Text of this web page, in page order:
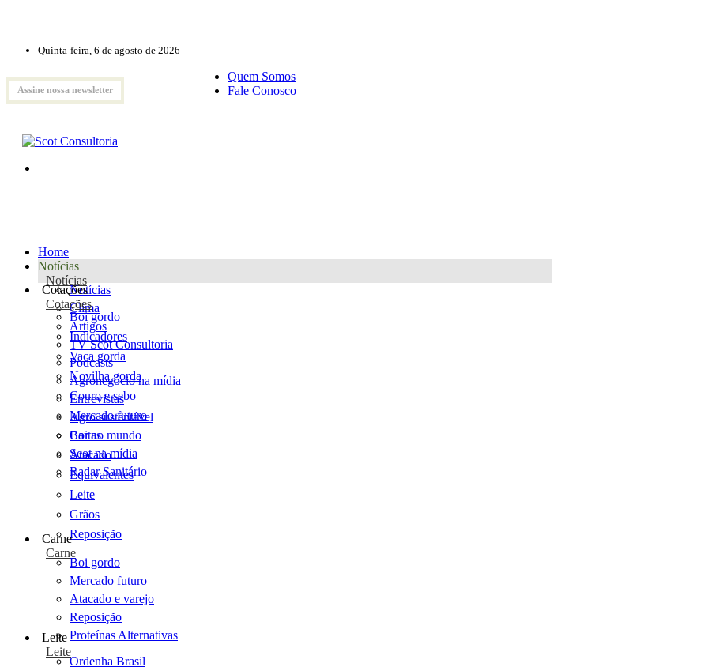
Quinta-feira, 6 de agosto de 2026
Assine nossa newsletter
Quem Somos
Fale Conosco
Home
Notícias
Notícias
Notícias
Clima
Artigos
TV Scot Consultoria
Podcasts
Agronegócio na mídia
Entrevistas
Agro sustentável
Cartas
Scot na mídia
Radar Sanitário
Cotações
Cotações
Boi gordo
Indicadores
Vaca gorda
Novilha gorda
Couro e sebo
Mercado futuro
Boi no mundo
Atacado
Equivalentes
Leite
Grãos
Reposição
Carne
Carne
Boi gordo
Mercado futuro
Atacado e varejo
Reposição
Proteínas Alternativas
Leite
Leite
Ordenha Brasil